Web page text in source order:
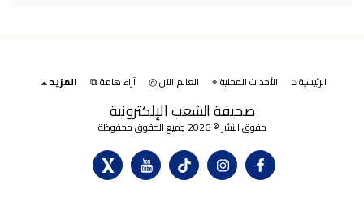
صحيفة الشعب الإلكترونية
حقوق النشر © 2026 جميع الحقوق محفوظة
الرئيسية ⌂ الأحداث المحلية ⌖ العالم الآن ◎ آراء هامة ⧉ المزيد